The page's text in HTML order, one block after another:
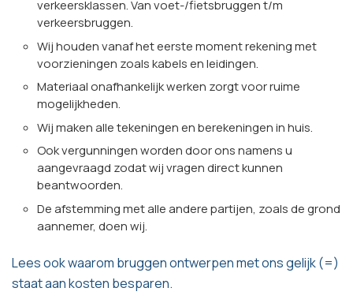
verkeersklassen. Van voet-/fietsbruggen t/m
verkeersbruggen.
Wij houden vanaf het eerste moment rekening met
voorzieningen zoals kabels en leidingen.
Materiaal onafhankelijk werken zorgt voor ruime
mogelijkheden.
Wij maken alle tekeningen en berekeningen in huis.
Ook vergunningen worden door ons namens u
aangevraagd zodat wij vragen direct kunnen
beantwoorden.
De afstemming met alle andere partijen, zoals de grond
aannemer, doen wij.
Lees ook waarom bruggen ontwerpen met ons gelijk (=)
staat aan kosten besparen.